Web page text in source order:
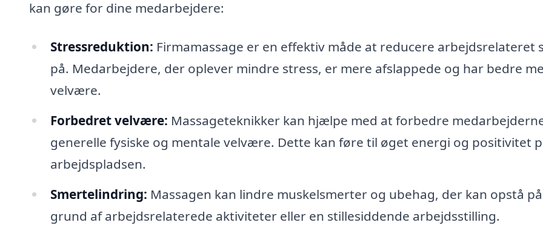
kan gøre for dine medarbejdere:
Stressreduktion: Firmamassage er en effektiv måde at reducere arbejdsrelateret
på. Medarbejdere, der oplever mindre stress, er mere afslappede og har bedre
velvære.
Forbedret velvære: Massageteknikker kan hjælpe med at forbedre
generelle fysiske og mentale velvære. Dette kan føre til øget energi og positivitet
arbejdspladsen.
Smertelindring: Massagen kan lindre muskelsmerter og ubehag, der kan opstå på
grund af arbejdsrelaterede aktiviteter eller en stillesiddende arbejdsstilling.